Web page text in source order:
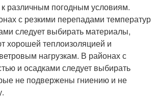
к различным погодным условиям.
с резкими перепадами температур
следует выбирать материалы,
хорошей теплоизоляцией и
нагрузкам. В районах с
и осадками следует выбирать
не подвержены гниению и не